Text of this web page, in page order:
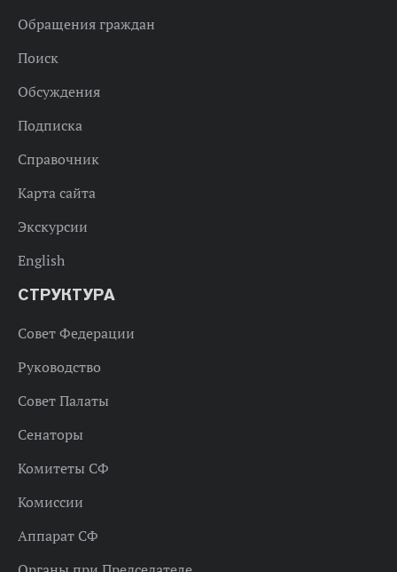
Обращения граждан
Поиск
Обсуждения
Подписка
Справочник
Карта сайта
Экскурсии
English
СТРУКТУРА
Совет Федерации
Руководство
Совет Палаты
Сенаторы
Комитеты СФ
Комиссии
Аппарат СФ